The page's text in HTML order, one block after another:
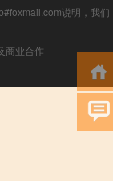
说明，我们
商业合作